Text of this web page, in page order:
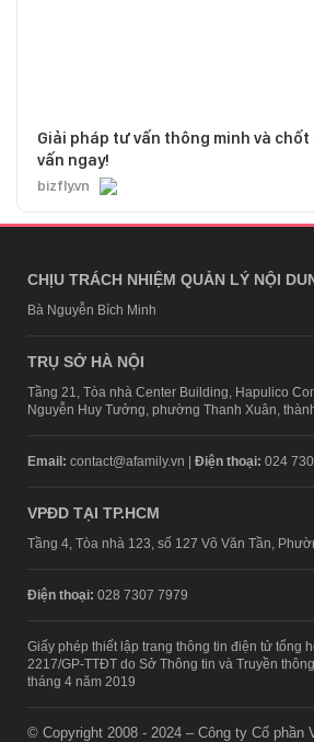
Giải pháp tư vấn thông minh và
vấn ngay!
bizfly.vn
CHỊU TRÁCH NHIỆM QUẢN LÝ NỘI
Bà Nguyễn Bích Minh
TRỤ SỞ HÀ NỘI
Tầng 21, Tòa nhà Center Building, Hapulico
Nguyễn Huy Tưởng, phường Thanh Xuân,
Email: contact@afamily.vn | Điện thoại: 024
VPĐD TẠI TP.HCM
Tầng 4, Tòa nhà 123, số 127 Võ Văn Tần,
Điện thoại: 028 7307 7979
Giấy phép thiết lập trang thông tin điện tử tổng
2217/GP-TTĐT do Sở Thông tin và Truyền
tháng 4 năm 2019
© Copyright 2008 - 2024 – Công ty Cổ phần